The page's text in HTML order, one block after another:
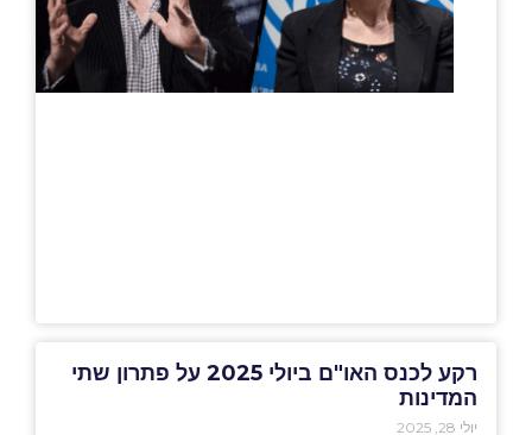
רקע לכנס האו"ם ביולי 2025 על פתרון שתי
המדינות
יולי 28, 2025